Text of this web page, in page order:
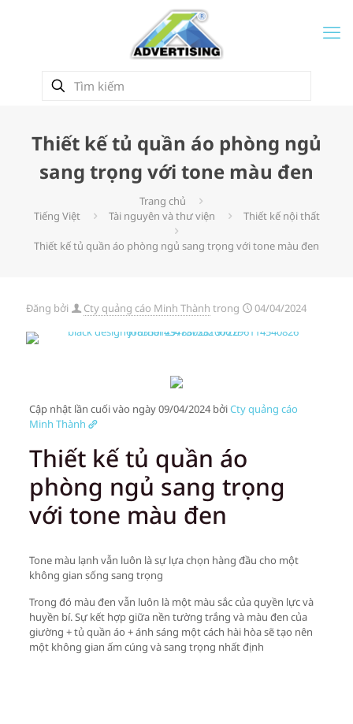
Thiết kế tủ quần áo phòng ngủ
sang trọng với tone màu đen
Trang chủ
Tiếng Việt
Tài nguyên và thư viện Thiết kế nội thất
Thiết kế tủ quần áo phòng ngủ sang trọng với tone màu đen
Đăng bởi Cty quảng cáo Minh Thành trong 04/04/2024
Cập nhật lần cuối vào ngày 09/04/2024 bởiCty quảng cáo
Minh Thành
Thiết kế tủ quần áo
phòng ngủ sang trọng
với tone màu đen
Tone màu lạnh vẫn luôn là sự lựa chọn hàng đầu cho một
không gian sống sang trọng
Trong đó màu đen vẫn luôn là một màu sắc của quyền lực và
huyền bí. Sự kết hợp giữa nền tường trắng và màu đen của
giường + tủ quần áo + ánh sáng một cách hài hòa sẽ tạo nên
một không gian ấm cúng và sang trọng nhất định